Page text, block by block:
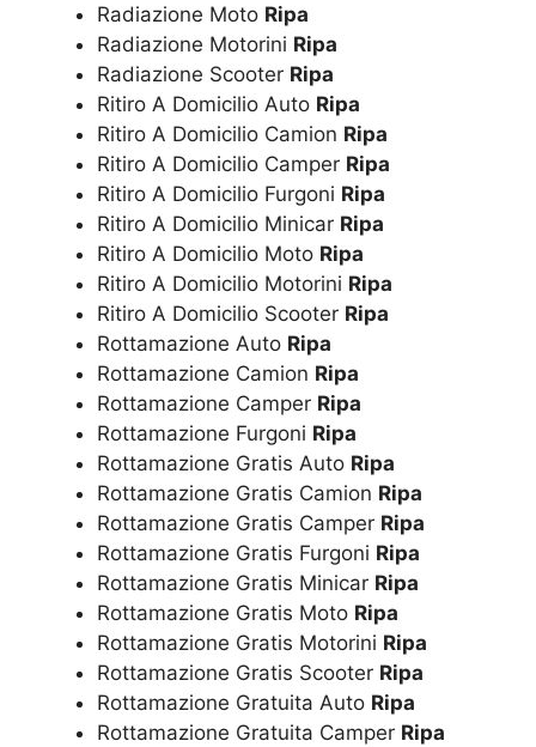
Radiazione Moto Ripa
Radiazione Motorini Ripa
Radiazione Scooter Ripa
Ritiro A Domicilio Auto Ripa
Ritiro A Domicilio Camion Ripa
Ritiro A Domicilio Camper Ripa
Ritiro A Domicilio Furgoni Ripa
Ritiro A Domicilio Minicar Ripa
Ritiro A Domicilio Moto Ripa
Ritiro A Domicilio Motorini Ripa
Ritiro A Domicilio Scooter Ripa
Rottamazione Auto Ripa
Rottamazione Camion Ripa
Rottamazione Camper Ripa
Rottamazione Furgoni Ripa
Rottamazione Gratis Auto Ripa
Rottamazione Gratis Camion Ripa
Rottamazione Gratis Camper Ripa
Rottamazione Gratis Furgoni Ripa
Rottamazione Gratis Minicar Ripa
Rottamazione Gratis Moto Ripa
Rottamazione Gratis Motorini Ripa
Rottamazione Gratis Scooter Ripa
Rottamazione Gratuita Auto Ripa
Rottamazione Gratuita Camper Ripa